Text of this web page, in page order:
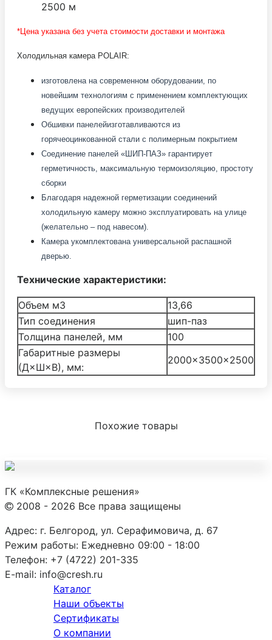
2500 м
*Цена указана без учета стоимости доставки и монтажа
Холодильная камера POLAIR:
изготовлена на современном оборудовании, по
новейшим технологиям с применением комплектующих
ведущих европейских производителей
Обшивки панелейизготавливаются из
горячеоцинкованной стали с полимерным покрытием
Соединение панелей «ШИП-ПАЗ» гарантирует
герметичность, максимальную термоизоляцию, простоту
сборки
Благодаря надежной герметизации соединений
холодильную камеру можно эксплуатировать на улице
(желательно – под навесом).
Камера укомплектована универсальной распашной
дверью.
Технические характеристики:
Объем м3
13,66
Тип соединения
шип-паз
Толщина панелей, мм
100
Габаритные размеры
(Д×Ш×В), мм:
2000×3500×2500
Похожие товары
ГК «Комплексные решения»
2008 - 2026 Все права защищены
Адрес: г. Белгород, ул. Серафимовича, д. 67
Режим работы: Ежедневно 09:00 - 18:00
Телефон: +7 (4722) 201-335
E-mail: info@cresh.ru
Каталог
Наши объекты
Сертификаты
О компании